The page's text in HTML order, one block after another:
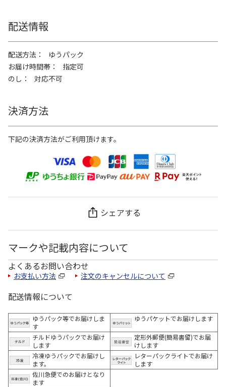
配送情報
配送方法
ゆうパック
お届け時間帯
指定可
のし
対応不可
決済方法
下記の決済方法がご利用頂けます。
シェアする
マークや記載内容について
よくあるお問い合わせ
お支払い方法 注文のキャンセルについて
配送情報について
ゆうパック等でお届けしま
す
ゆうパケットでお届けします
チルドゆうパックでお届け
します
定形外郵便(簡易書留)でお届
けします
冷凍ゆうパックでお届けし
ます。
レターパックライトでお届け
します
佐川急便でのお届けとなり
ます